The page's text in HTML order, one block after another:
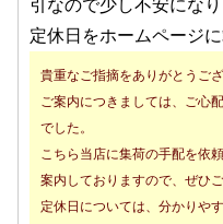
引なので少し不安になり
定休日をホームページ
貴重なご指摘をありがとうござ
ご案内につきましては、ご心
でした。
こちら当店に集荷の手配を依
案内しておりますので、ぜひ
定休日については、分かりや